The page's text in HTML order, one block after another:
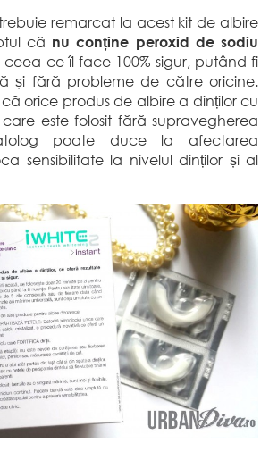
remarcat la acest kit de albire
că nu conține peroxid de sodiu
ceea ce îl face 100% sigur, putând fi
și fără probleme de către oricine.
orice produs de albire a dinților cu
este folosit fără supravegherea
poate duce la afectarea
sensibilitate la nivelul dinților și al